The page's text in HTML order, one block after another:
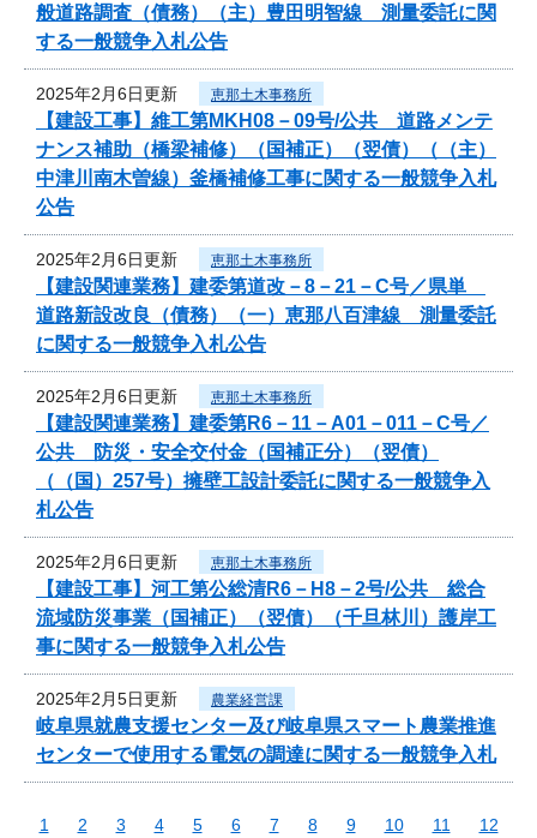
般道路調査（債務）（主）豊田明智線 測量委託に関
する一般競争入札公告
2025年2月6日更新 恵那土木事務所
【建設工事】維工第MKH08－09号/公共 道路メンテ
ナンス補助（橋梁補修）（国補正）（翌債）（（主）
中津川南木曽線）釜橋補修工事に関する一般競争入札
公告
2025年2月6日更新 恵那土木事務所
【建設関連業務】建委第道改－8－21－C号／県単
道路新設改良（債務）（一）恵那八百津線 測量委託
に関する一般競争入札公告
2025年2月6日更新 恵那土木事務所
【建設関連業務】建委第R6－11－A01－011－C号／
公共 防災・安全交付金（国補正分）（翌債）
（（国）257号）擁壁工設計委託に関する一般競争入
札公告
2025年2月6日更新 恵那土木事務所
【建設工事】河工第公総清R6－H8－2号/公共 総合
流域防災事業（国補正）（翌債）（千旦林川）護岸工
事に関する一般競争入札公告
2025年2月5日更新 農業経営課
岐阜県就農支援センター及び岐阜県スマート農業推進
センターで使用する電気の調達に関する一般競争入札
1 2 3 4 5 6 7 8 9 10 11
12